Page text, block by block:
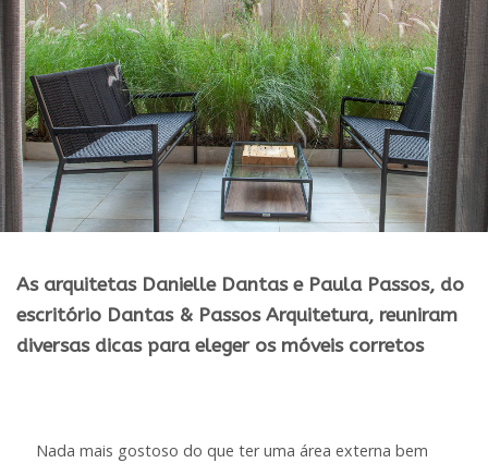
As arquitetas Danielle Dantas e Paula Passos, do
escritório Dantas & Passos Arquitetura, reuniram
diversas dicas para eleger os móveis corretos
Nada mais gostoso do que ter uma área externa bem